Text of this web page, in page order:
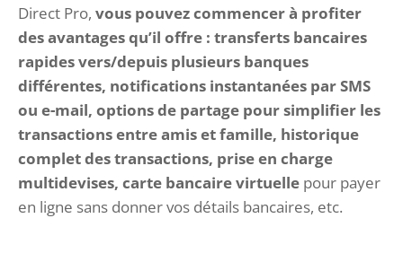
Direct Pro, vous pouvez commencer à profiter
des avantages qu’il offre : transferts bancaires
rapides vers/depuis plusieurs banques
différentes, notifications instantanées par SMS
ou e-mail, options de partage pour simplifier les
transactions entre amis et famille, historique
complet des transactions, prise en charge
multidevises, carte bancaire virtuelle pour payer
en ligne sans donner vos détails bancaires, etc.